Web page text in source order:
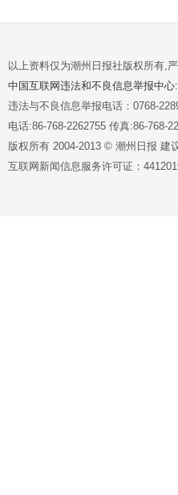
以上资料仅为潮州日报社版权所有,
中国互联网违法和不良信息举报中心
违法与不良信息举报电话：0768-
电话:86-768-2262755 传真:86-768-
版权所有 2004-2013 © 潮州日报 建
互联网新闻信息服务许可证：